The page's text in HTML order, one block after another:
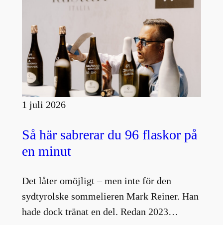
1 juli 2026
Så här sabrerar du 96 flaskor på
en minut
Det låter omöjligt – men inte för den
sydtyrolske sommelieren Mark Reiner. Han
hade dock tränat en del. Redan 2023…